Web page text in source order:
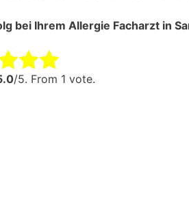
bei Ihrem Allergie Facharzt in
item:
/5. From 1 vote.